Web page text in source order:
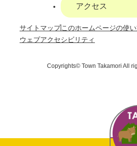
お
アクセス
サイトマップこのホームページの使
ウェブアクセシビリティ
Copyrights© Town Takamori All